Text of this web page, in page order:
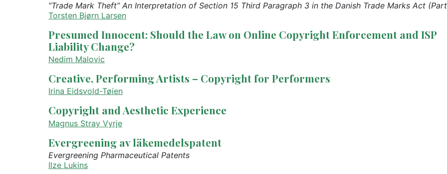
“Trade Mark Theft” An Interpretation of Section 15 Third Paragraph 3 in the Danish Trade Marks Act
Torsten Bjørn Larsen
Presumed Innocent: Should the Law on Online Copyright Enforcement and ISP
Liability Change?
Nedim Malovic
Creative, Performing Artists – Copyright for Performers
Irina Eidsvold-Tøien
Copyright and Aesthetic Experience
Magnus Stray Vyrje
Evergreening av läkemedelspatent
Evergreening Pharmaceutical Patents
Ilze Lukins